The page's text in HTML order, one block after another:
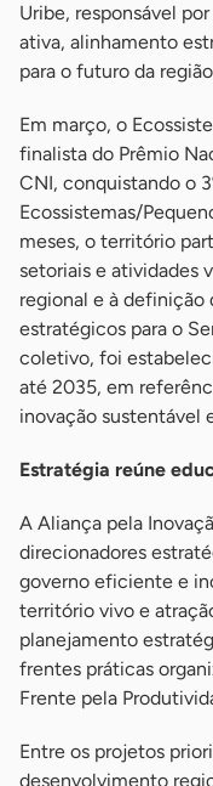
Uribe, responsável
ativa, alinhamento
para o futuro da
Em março, o
finalista do Prêmio
CNI, conquistando o
Ecossistemas/
meses, o território
setoriais e atividades
regional e à definição
estratégicos para o
coletivo, foi
até 2035, em
inovação sustentável
Estratégia reúne
A Aliança pela
direcionadores
governo eficiente e
território vivo e
planejamento
frentes práticas
Frente pela
Entre os projetos
desenvolvimento